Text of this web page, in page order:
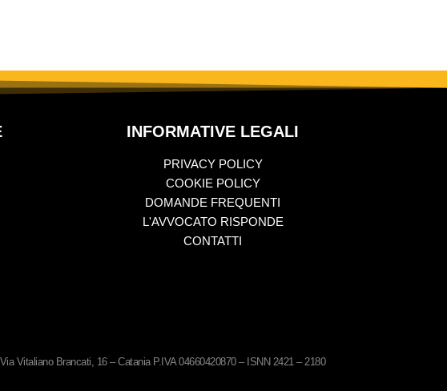
INFORMATIVE LEGALI
PRIVACY POLICY
COOKIE POLICY
DOMANDE FREQUENTI
L'AVVOCATO RISPONDE
CONTATTI
Via Vitaliano Brancati, 16 – Catania P.IVA 04660420870 – ISNN 2421 – 2180